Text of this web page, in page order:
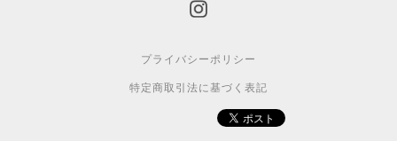
プライバシーポリシー
特定商取引法に基づく表記